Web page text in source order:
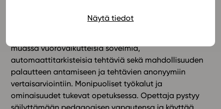
Näytä tiedot
Sähköisten oppimateriaalien käyttö on yleistynyt parin
viimeisen vuoden aikana lukiossa ja peruskoulussa.
muassa vuorovaikutteisia sovelmia,
automaattitarkisteisia tehtäviä sekä mahdollisuuden
palautteen antamiseen ja tehtävien anonyymiin
vertaisarviointiin. Monipuoliset työkalut ja
ominaisuudet tukevat opetuksessa. Opettaja pystyy